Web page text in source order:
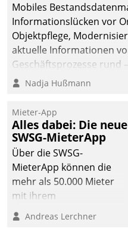
Mobiles
Informationslücken vor
Objektpflege,
aktuelle Informationen
Geschäftsprozesse rund
Nadja Hußmann
Mieter-App
Alles dabei: Die neue
SWSG-MieterApp
Über die SWSG-
MieterApp können die
mehr als 50.000 Mieter
mit ihrem
Wohnungsunternehmen
kommunizieren, auf dem
Andreas Lerchner